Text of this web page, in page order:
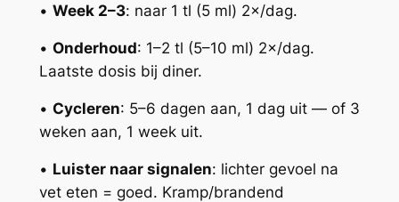
• Week 2–3: naar 1 tl (5 ml) 2×/dag.
• Onderhoud: 1–2 tl (5–10 ml) 2×/dag.
Laatste dosis bij diner.
• Cycleren: 5–6 dagen aan, 1 dag uit — of 3
weken aan, 1 week uit.
• Luister naar signalen: lichter gevoel na
vet eten = goed. Kramp/brandend